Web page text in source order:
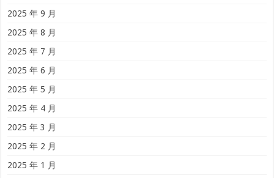
2025 年 9 月
2025 年 8 月
2025 年 7 月
2025 年 6 月
2025 年 5 月
2025 年 4 月
2025 年 3 月
2025 年 2 月
2025 年 1 月